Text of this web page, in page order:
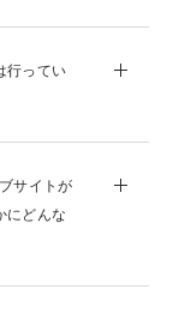
行ってい
サイトが
にどんな